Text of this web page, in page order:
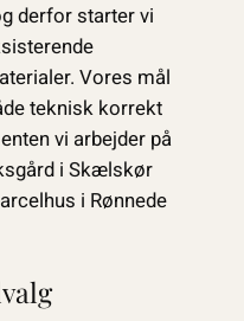
derfor starter vi
Vores mål
teknisk korrekt
vi arbejder på
i Skælskør
i Rønnede